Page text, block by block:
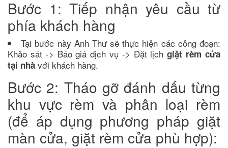
Bước 1: Tiếp nhận yêu cầu từ
phía khách hàng
Tại bước này Anh Thư sẽ thực hiện các công đoạn:
Khảo sát -> Báo giá dịch vụ -> Đặt lịchgiặt rèm cửa
tại nhà với khách hàng.
Bước 2: Tháo gỡ đánh dấu từng
khu vực rèm và phân loại rèm
(để áp dụng phương pháp giặt
màn cửa, giặt rèm cửa phù hợp):